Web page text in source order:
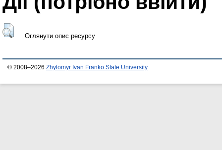
Оглянути опис ресурсу
© 2008–2026 Zhytomyr Ivan Franko State University